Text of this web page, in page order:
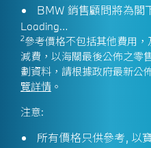
BMW 銷售顧問將為閣
Loading…
2參考價格不包括其他費用
減費，以海關最後公佈之零
劃資料，請根據政府最新公
覽詳情 。
注意:
所有價格只供參考, 以